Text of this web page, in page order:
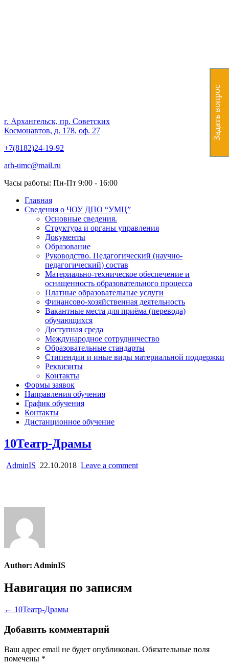
г. Архангельск, пр. Советских
Космонавтов, д. 178, оф. 27
+7(8182)24-19-92
arh-umc@mail.ru
Часы работы: Пн-Пт 9:00 - 16:00
Главная
Сведения о ЧОУ ДПО “УМЦ”
Основные сведения.
Структура и органы управления
Документы
Образование
Руководство. Педагогический (научно-
педагогический) состав
Материально-техническое обеспечение и
оснащенность образовательного процесса
Платные образовательные услуги
Финансово-хозяйственная деятельность
Вакантные места для приёма (перевода)
обучающихся
Доступная среда
Международное сотрудничество
Образовательные стандарты
Стипендии и иные виды материальной поддержки
Реквизиты
Контакты
Формы заявок
Направления обучения
График обучения
Контакты
Дистанционное обучение
10Театр-Драмы
AdminIS 22.10.2018 Leave a comment
Author: AdminIS
Навигация по записям
← 10Театр-Драмы
Добавить комментарий
Ваш адрес email не будет опубликован. Обязательные поля
помечены *
Задать вопрос